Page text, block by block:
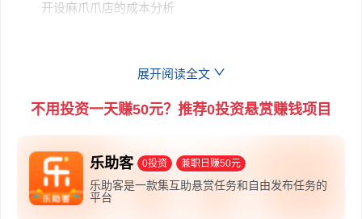
开设麻爪爪店的成本分析
设备费用，大约在2.5-3万元左右。除了这些固定成本外，还
没有提供具体的总成本数据，但可以推测，开设一家麻爪爪店
至少需要准备几十万元的初始投资。
展开阅读全文
不用投资一天赚50元？推荐0投资悬赏赚钱项目
乐助客 0投资 兼职日赚50元
乐助客是一款集互助悬赏任务和自由发布任务的
平台